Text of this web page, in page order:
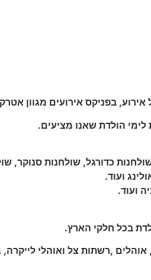
לאירועים
בפניקס אירועים מגוון
לימי הולדת שאנו מציעים.
כדורגל, שולחנות סנוקר,
ועוד.
ועוד.
בכל חלקי הארץ.
אוהלים ,רשתות צל ואוהלי